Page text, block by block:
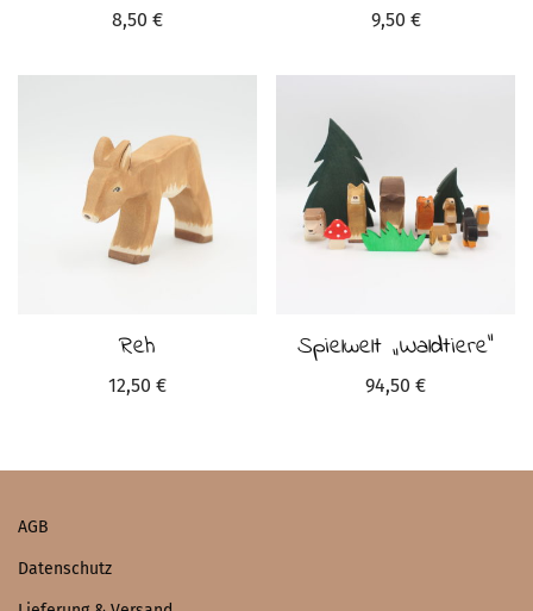
8,50 € 9,50 €
Reh
12,50 €
Spielwelt „Waldtiere“
94,50 €
AGB
Datenschutz